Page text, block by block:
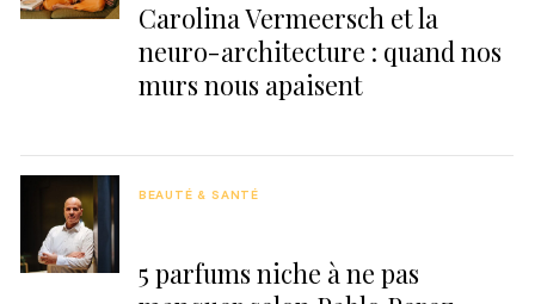
Carolina Vermeersch et la
neuro-architecture : quand nos
murs nous apaisent
5 parfums niche à ne pas
BEAUTÉ & SANTÉ